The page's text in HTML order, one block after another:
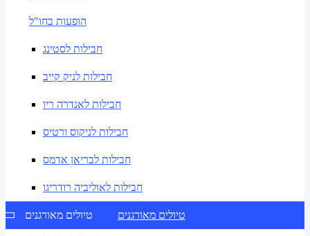
הופעות בחו"ל
חבילות לסטינג
חבילות לניק קייב
חבילות לאנדרה ריו
חבילות לניקוס ורטיס
חבילות לבריאן אדמס
חבילות לאוליביה רודריגו
טיולים מאורגנים טיולים מאורגנים